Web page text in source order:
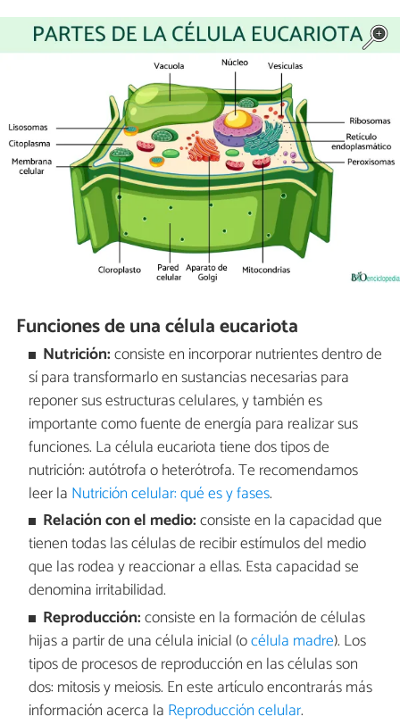
Funciones de una célula eucariota
Nutrición:consiste en incorporar nutrientes dentro de
sí para transformarlo en sustancias necesarias para
reponer sus estructuras celulares, y también es
importante como fuente de energía para realizar sus
funciones. La célula eucariota tiene dos tipos de
nutrición: autótrofa o heterótrofa. Te recomendamos
leer la Nutrición celular: qué es y fases.
Relación con el medio:consiste en la capacidad que
tienen todas las células de recibir estímulos del medio
que las rodea y reaccionar a ellas. Esta capacidad se
denomina irritabilidad.
Reproducción:consiste en la formación de células
hijas a partir de una célula inicial (océlula madre). Los
tipos de procesos de reproducción en las células son
dos: mitosis y meiosis. En este artículo encontrarás más
información acerca la Reproducción celular.